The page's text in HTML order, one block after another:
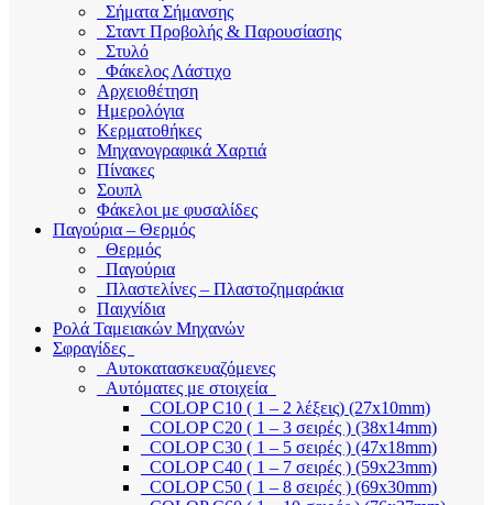
Σήματα Σήμανσης
Σταντ Προβολής & Παρουσίασης
Στυλό
Φάκελος Λάστιχο
Αρχειοθέτηση
Ημερολόγια
Κερματοθήκες
Μηχανογραφικά Χαρτιά
Πίνακες
Σουπλ
Φάκελοι με φυσαλίδες
Παγούρια – Θερμός
Θερμός
Παγούρια
Πλαστελίνες – Πλαστοζημαράκια
Παιχνίδια
Ρολά Ταμειακών Μηχανών
Σφραγίδες
Αυτοκατασκευαζόμενες
Αυτόματες με στοιχεία
COLOP C10 ( 1 – 2 λέξεις) (27x10mm)
COLOP C20 ( 1 – 3 σειρές ) (38x14mm)
COLOP C30 ( 1 – 5 σειρές ) (47x18mm)
COLOP C40 ( 1 – 7 σειρές ) (59x23mm)
COLOP C50 ( 1 – 8 σειρές ) (69x30mm)